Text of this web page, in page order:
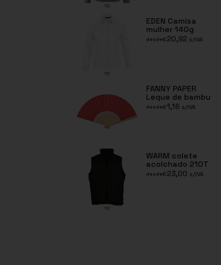
EDEN Camisa
mulher 140g
desde€20,92 s/IVA
FANNY PAPER
Leque de bambu
desde€1,16 s/IVA
WARM colete
acolchado 210T
desde€23,00 s/IVA